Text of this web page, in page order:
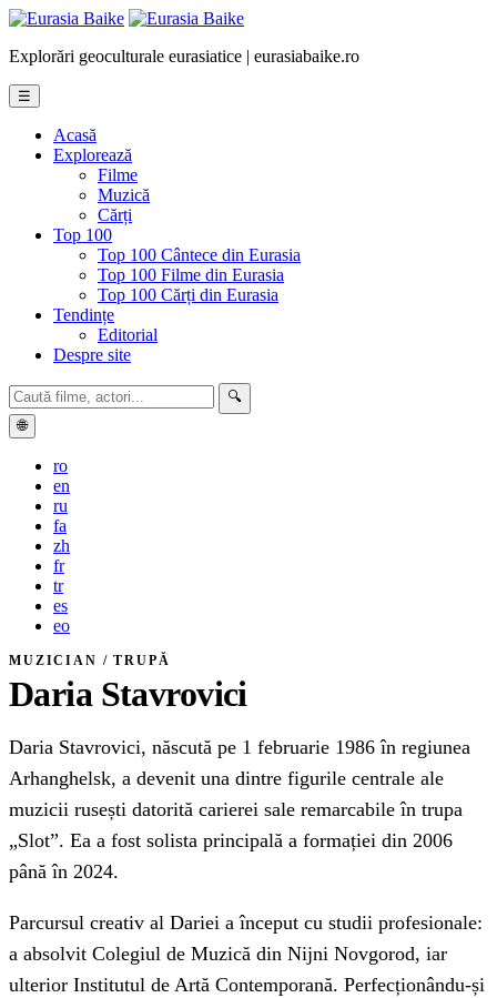
Explorări geoculturale eurasiatice | eurasiabaike.ro
☰
Acasă
Explorează
Filme
Muzică
Cărți
Top 100
Top 100 Cântece din Eurasia
Top 100 Filme din Eurasia
Top 100 Cărți din Eurasia
Tendințe
Editorial
Despre site
🔍
🌐
ro
en
ru
fa
zh
fr
tr
es
eo
MUZICIAN / TRUPĂ
Daria Stavrovici
Daria Stavrovici, născută pe 1 februarie 1986 în regiunea
Arhanghelsk, a devenit una dintre figurile centrale ale
muzicii rusești datorită carierei sale remarcabile în trupa
„Slot”. Ea a fost solista principală a formației din 2006
până în 2024.
Parcursul creativ al Dariei a început cu studii profesionale:
a absolvit Colegiul de Muzică din Nijni Novgorod, iar
ulterior Institutul de Artă Contemporană. Perfecționându-și